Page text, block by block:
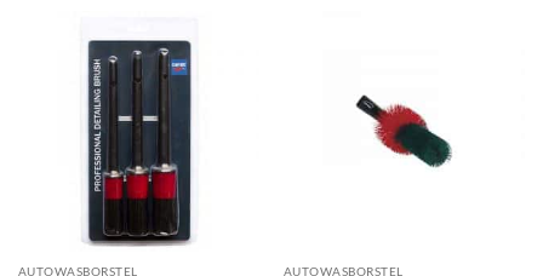
AUTOWASBORSTEL AUTOWASBORSTEL